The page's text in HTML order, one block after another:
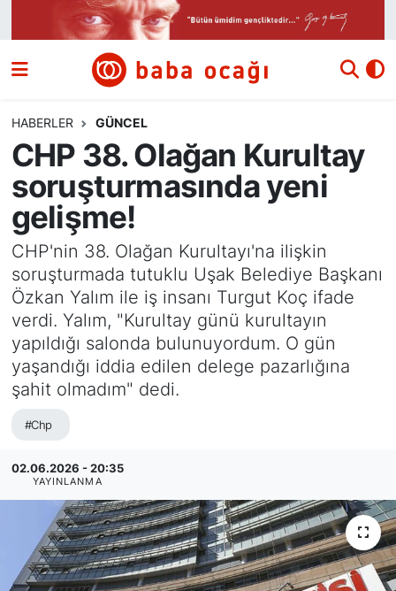
HABERLER GÜNCEL
CHP 38. Olağan Kurultay
soruşturmasında yeni
gelişme!
CHP'nin 38. Olağan Kurultayı'na ilişkin
soruşturmada tutuklu Uşak Belediye Başkanı
Özkan Yalım ile iş insanı Turgut Koç ifade
verdi. Yalım, "Kurultay günü kurultayın
yapıldığı salonda bulunuyordum. O gün
yaşandığı iddia edilen delege pazarlığına
şahit olmadım" dedi.
#Chp
02.06.2026 - 20:35
YAYINLANMA
Siyaset
Ekonomi
Dünya
Kültür ve Sanat
Eğitim
Bilim ve Teknoloji
Yazı Dizisi
Nöbetçi Eczaneler
Hava Durumu
Namaz Vakitleri
Trafik Durumu
Süper Lig Puan Durumu ve Fikstür
Tüm Manşetler
Son Dakika Haberleri
Haber Arşivi